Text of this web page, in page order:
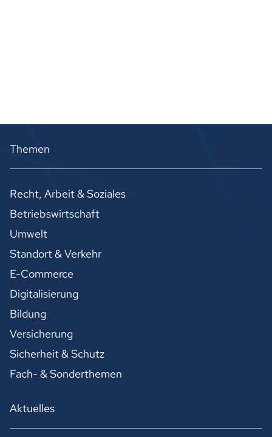
Themen
Recht, Arbeit & Soziales
Betriebswirtschaft
Umwelt
Standort & Verkehr
E-Commerce
Digitalisierung
Bildung
Versicherung
Sicherheit & Schutz
Fach- & Sonderthemen
Aktuelles